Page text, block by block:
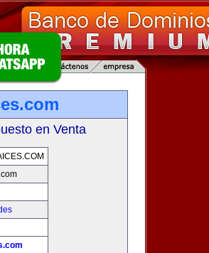
en Venta